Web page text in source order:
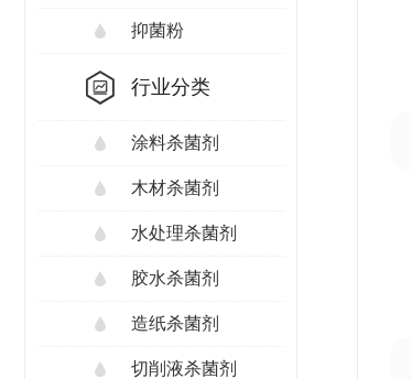
抑菌粉
行业分类
涂料杀菌剂
木材杀菌剂
水处理杀菌剂
胶水杀菌剂
造纸杀菌剂
切削液杀菌剂